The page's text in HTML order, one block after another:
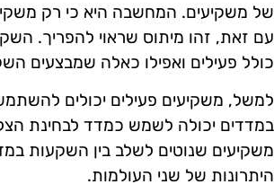
של משקיעים. המחשבה היא כי רק
עם זאת, זהו מיתוס שראוי להפריך.
כולל פעילים ואפילו כאלה שמבצעים
למשל, משקיעים פעילים יכולים
במדדים יכולה לשמש כמדד לבחינת
משקיעים שנוטים לשלב בין השקעות
היתרונות של שני העולמות.